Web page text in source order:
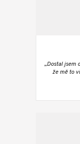
„Dostal jsem
že mě to